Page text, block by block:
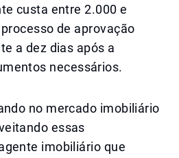
custa entre 2.000 e
de aprovação
a dez dias após a
necessários.
no mercado imobiliário
essas
imobiliário que